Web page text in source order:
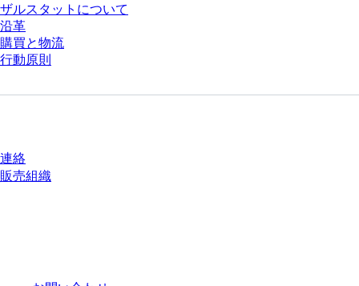
ザルスタットについて
沿革
購買と物流
行動原則
連絡
販売組織